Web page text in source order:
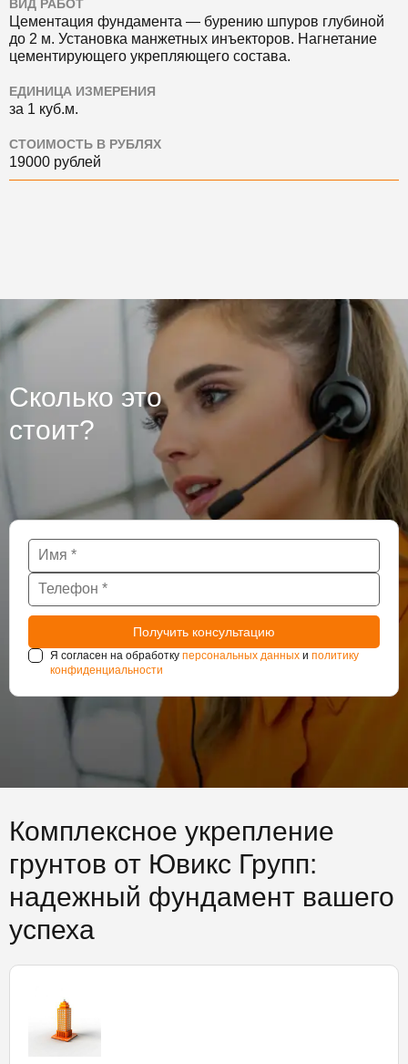
ВИД РАБОТ
Цементация фундамента — бурению шпуров глубиной
до 2 м. Установка манжетных инъекторов. Нагнетание
цементирующего укрепляющего состава.
ЕДИНИЦА ИЗМЕРЕНИЯ
за 1 куб.м.
СТОИМОСТЬ В РУБЛЯХ
19000 рублей
Сколько это
стоит?
Я согласен на обработку персональных данных и политику
конфиденциальности
Комплексное укрепление
грунтов от Ювикс Групп:
надежный фундамент вашего
успеха